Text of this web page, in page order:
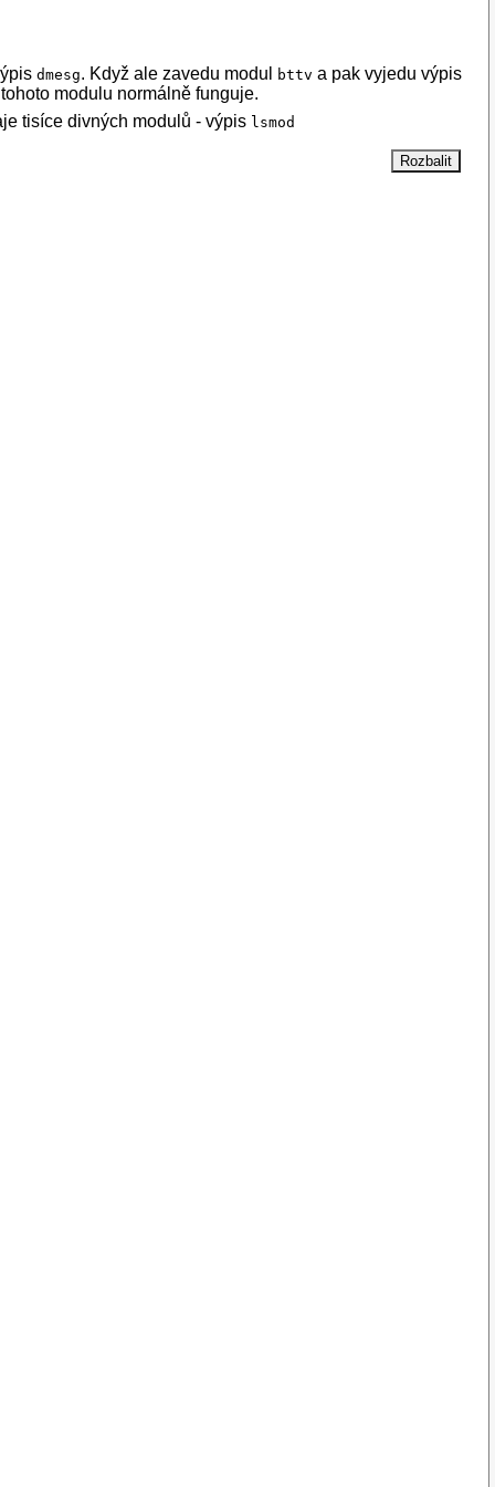
dmesg. Když ale zavedu modul bttv a pak vyjedu výpis
modulu normálně funguje.
tisíce divných modulů - výpis lsmod